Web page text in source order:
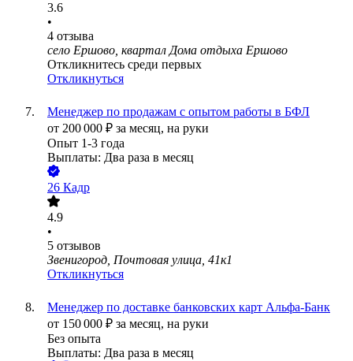
3.6
•
4 отзыва
село Ершово, квартал Дома отдыха Ершово
Откликнитесь среди первых
Откликнуться
Менеджер по продажам с опытом работы в БФЛ
от 200 000 ₽ за месяц, на руки
Опыт 1-3 года
Выплаты: Два раза в месяц
26 Кадр
4.9
•
5 отзывов
Звенигород, Почтовая улица, 41к1
Откликнуться
Менеджер по доставке банковских карт Альфа-Банк
от 150 000 ₽ за месяц, на руки
Без опыта
Выплаты: Два раза в месяц